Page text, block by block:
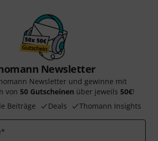
Newsletter
Newsletter und gewinne mit
von 50 Gutscheinen über jeweils 50€!
Beiträge
Deals Thomann Insights
*